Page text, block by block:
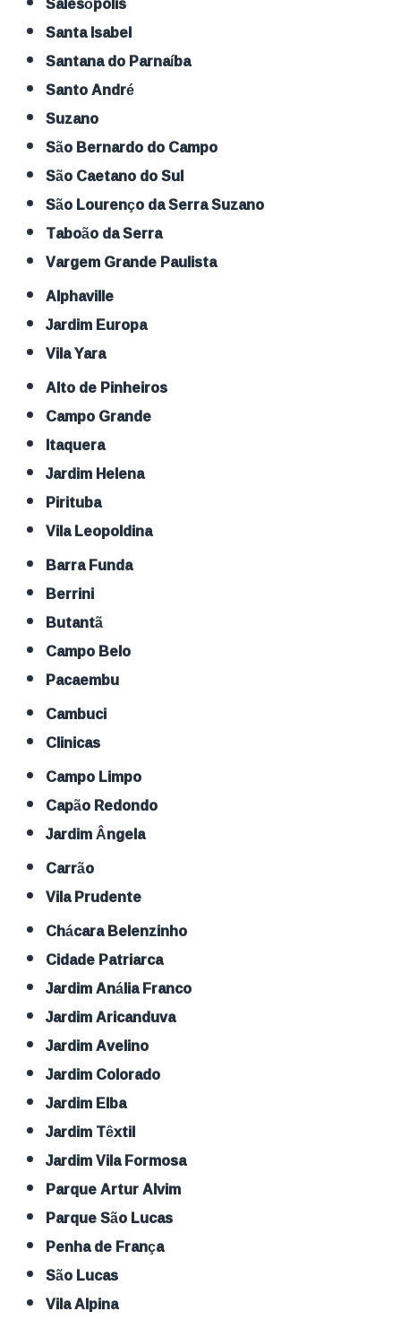
Santa Isabel
Santana do Parnaíba
Santo André
Suzano
São Bernardo do Campo
São Caetano do Sul
São Lourenço da Serra Suzano
Taboão da Serra
Vargem Grande Paulista
Alphaville
Jardim Europa
Vila Yara
Alto de Pinheiros
Campo Grande
Itaquera
Jardim Helena
Pirituba
Vila Leopoldina
Barra Funda
Berrini
Butantã
Campo Belo
Pacaembu
Cambuci
Clinicas
Campo Limpo
Capão Redondo
Jardim Ângela
Carrão
Vila Prudente
Chácara Belenzinho
Cidade Patriarca
Jardim Anália Franco
Jardim Aricanduva
Jardim Avelino
Jardim Colorado
Jardim Elba
Jardim Têxtil
Jardim Vila Formosa
Parque Artur Alvim
Parque São Lucas
Penha de França
São Lucas
Vila Alpina